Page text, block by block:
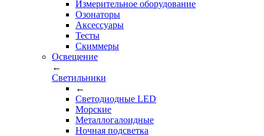
Измерительное оборудование
Озонаторы
Аксессуары
Тесты
Cкиммеры
Освещение
←
Светильники
←
Cветодиодные LED
Морские
Металлогалоидные
Ночная подсветка